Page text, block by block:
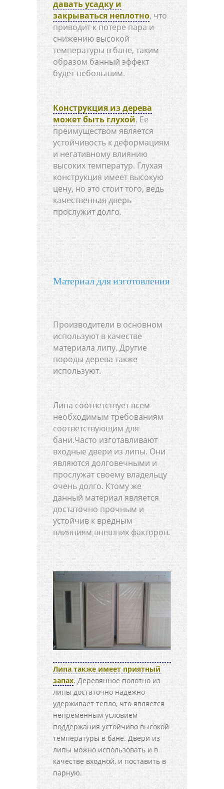
давать усадку и
закрываться неплотно, что
приводит к потере пара и
снижению высокой
температуры в бане, таким
образом банный эффект
будет небольшим.
Конструкция из дерева
может быть глухой. Ее
преимуществом является
устойчивость к деформациям
и негативному влиянию
высоких температур. Глухая
конструкция имеет высокую
цену, но это стоит того, ведь
качественная дверь
прослужит долго.
Материал для изготовления
Производители в основном
используют в качестве
материала липу. Другие
породы дерева также
используют.
Липа соответствует всем
необходимым требованиям
соответствующим для
бани.Часто изготавливают
входные двери из липы. Они
являются долговечными и
прослужат своему владельцу
очень долго. Ктому же
данный материал является
достаточно прочным и
устойчив к вредным
влияниям внешних факторов.
Липа также имеет приятный
запах. Деревянное полотно из
липы достаточно надежно
удерживает тепло, что является
непременным условием
поддержания устойчиво высокой
температуры в бане. Двери из
липы можно использовать и в
качестве входной, и поставить в
парную.